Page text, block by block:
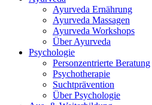
Ayurveda Ernährung
Ayurveda Massagen
Ayurveda Workshops
Über Ayurveda
Psychologie
Personzentrierte Beratung
Psychotherapie
Suchtprävention
Über Psychologie